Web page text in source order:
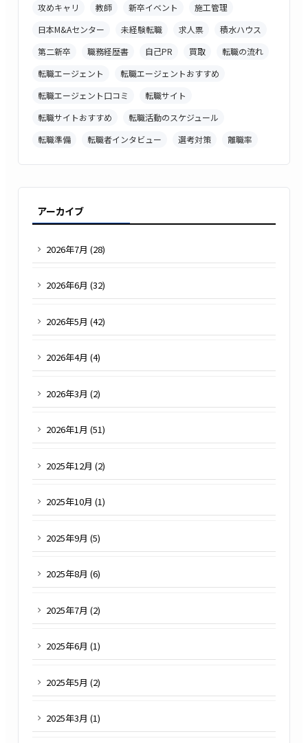
攻めキャリ
教師 新卒イベント
施工管理
日本M&Aセンター
未経験転職 求人票
積水ハウス
第二新卒
職務経歴書 自己PR 買取
転職の流れ
転職エージェント
転職エージェントおすすめ
転職エージェント口コミ
転職サイト
転職サイトおすすめ
転職活動のスケジュール
転職準備
転職者インタビュー 選考対策 離職率
アーカイブ
2026年7月 (28)
2026年6月 (32)
2026年5月 (42)
2026年4月 (4)
2026年3月 (2)
2026年1月 (51)
2025年12月 (2)
2025年10月 (1)
2025年9月 (5)
2025年8月 (6)
2025年7月 (2)
2025年6月 (1)
2025年5月 (2)
2025年3月 (1)